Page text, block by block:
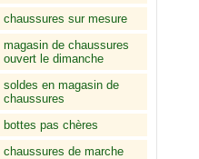
chaussures sur mesure
magasin de chaussures
ouvert le dimanche
soldes en magasin de
chaussures
bottes pas chères
chaussures de marche